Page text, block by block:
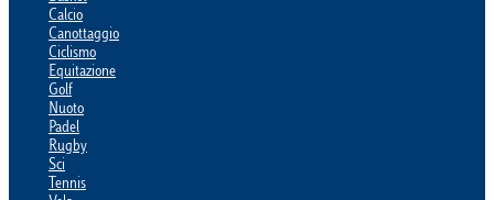
Calcio
Canottaggio
Ciclismo
Equitazione
Golf
Nuoto
Padel
Rugby
Sci
Tennis